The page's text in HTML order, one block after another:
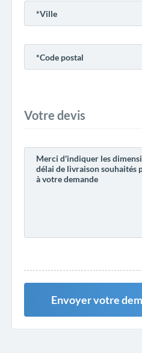
Votre devis
Envoyer votre